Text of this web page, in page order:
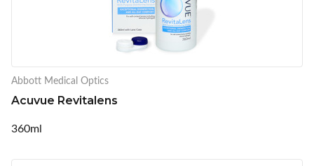
Abbott Medical Optics
Acuvue Revitalens
360ml